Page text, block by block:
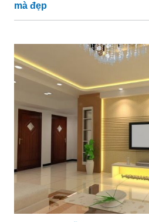
mà đẹp